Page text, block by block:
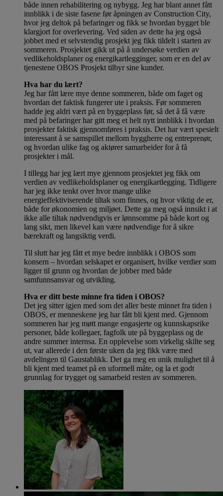
både innen rehabilitering og nybygg. Jeg har blant annet fått
innblikk i de siste fasene før åpningen av Construction City,
hvor jeg deltok på befaringer og fikk se hvordan bygget ble
klargjort for overlevering. Ved siden av dette ha jeg også
jobbet med et selvstendig prosjekt jeg fikk tildelt i starten av
sommeren. Prosjektet gikk ut på å undersøke verdien av
vedlikeholdsplaner og energikartlegginger, som er en del av
tjenestene OBOS Prosjekt tilbyr sine kunder.
Hva har du lært?
Jeg har fått lære mye denne sommeren, både om faget og
hvordan det faktisk fungerer ute i praksis. Før sommeren
hadde jeg aldri vært på en byggeplass før, så det å få være
med på befaringer har gitt meg et helt nytt innblikk i hvordan
prosjekter faktisk gjennomføres i praksis. Det har vært spesielt
interessant å se samspillet mellom byggherre og entreprenør,
og hvordan ulike fag og aktører samarbeider for å få
prosjekter i mål.
I tillegg har jeg lært mye gjennom prosjektet jeg fikk om
verdien av vedlikeholdsplaner og energikartlegging. Tidligere
har jeg ikke tenkt over hvor mange ulike
energieffektiviserende tiltak som finnes, og hvor viktig de er,
både for økonomien og miljøet. Dette ga meg også innsikt i at
ikke alle tiltak nødvendigvis er lønnsomme på både kort og
lang sikt, men likevel kan være nødvendige for å sikre
bærekraft og langsiktig verdi.
Til slutt har jeg fått et mye bedre innblikk i OBOS som
konsern – hvordan selskapet er organisert, hvilke verdier som
ligger til grunn og hvordan de jobber med både
samfunnsansvar og utvikling.
Hva er ditt beste minne fra tiden i OBOS?
Det jeg sitter igjen med som det aller beste minnet fra tiden i
OBOS, er menneskene jeg har fått bli kjent med. Gjennom
sommeren har jeg møtt mange engasjerte og kunnskapsrike
personer, både kollegaer, fagfolk ute på byggeplass og de
andre summer internsa. En opplevelse som virkelig skilte seg
ut, var allerede i den første uken da jeg fikk være med
avdelingen til Gaustablikk. Det ga meg en unik mulighet til å
bli kjent med teamet på en uformell måte, og la et godt
grunnlag for trygget og samarbeid resten av sommeren.